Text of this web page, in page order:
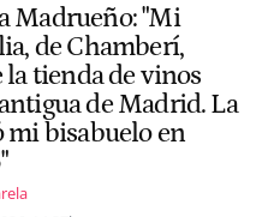
Madrueño: "Mi
de Chamberí,
la tienda de vinos
de Madrid. La
mi bisabuelo en